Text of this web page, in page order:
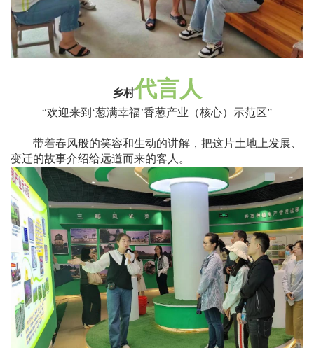
乡村代言人
“欢迎来到 ‘葱满幸福’香葱产业 （核心）示范区”
带着春风般的笑容和生动的讲解，把这片土地上发展、
变迁的故事介绍给远道而来的客人。